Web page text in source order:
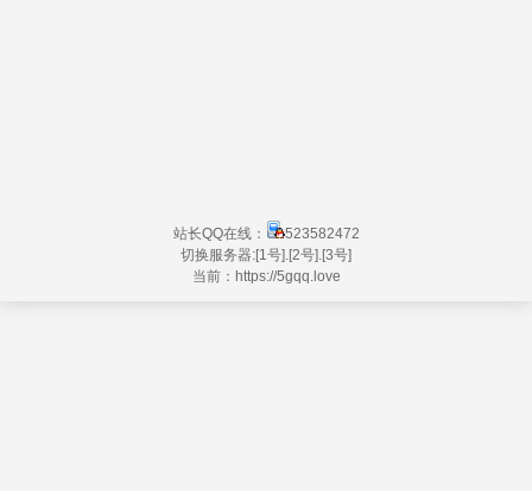
站长QQ在线：
523582472
切换服务器:[1号] [2号] [3号]
当前：https://5gqq.love